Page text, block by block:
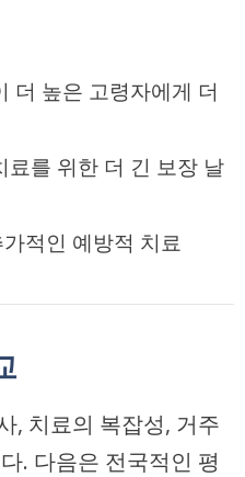
더 높은 고령자에게 더
료를 위한 더 긴 보장 날
적인 예방적 치료
, 치료의 복잡성, 거주
. 다음은 전국적인 평